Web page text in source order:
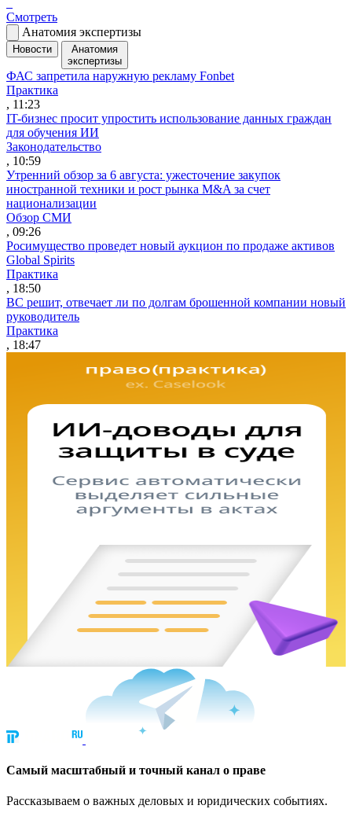
Смотреть
Анатомия экспертизы
Новости
Анатомия
экспертизы
ФАС запретила наружную рекламу Fonbet
Практика
, 11:23
IT-бизнес просит упростить использование данных граждан
для обучения ИИ
Законодательство
, 10:59
Утренний обзор за 6 августа: ужесточение закупок
иностранной техники и рост рынка M&A за счет
национализации
Обзор СМИ
, 09:26
Росимущество проведет новый аукцион по продаже активов
Global Spirits
Практика
, 18:50
ВС решит, отвечает ли по долгам брошенной компании новый
руководитель
Практика
, 18:47
Cамый масштабный и точный канал о праве
Рассказываем о важных деловых и юридических событиях.